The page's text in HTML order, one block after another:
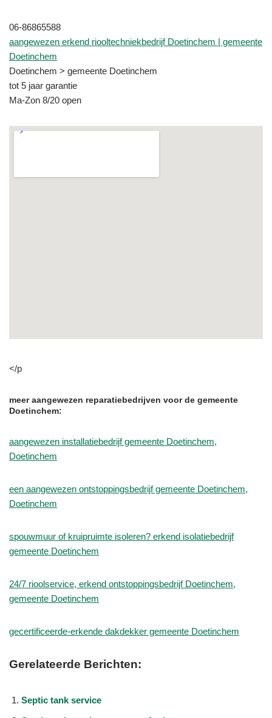
06-86865588
aangewezen erkend riooltechniekbedrijf Doetinchem | gemeente
Doetinchem
Doetinchem > gemeente Doetinchem
tot 5 jaar garantie
Ma-Zon 8/20 open
</p
meer aangewezen reparatiebedrijven voor de gemeente
Doetinchem:
aangewezen installatiebedrijf gemeente Doetinchem,
Doetinchem
een aangewezen ontstoppingsbedrijf gemeente Doetinchem,
Doetinchem
spouwmuur of kruipruimte isoleren? erkend isolatiebedrijf
gemeente Doetinchem
24/7 rioolservice, erkend ontstoppingsbedrijf Doetinchem,
gemeente Doetinchem
gecertificeerde-erkende dakdekker gemeente Doetinchem
Gerelateerde Berichten:
Septic tank service